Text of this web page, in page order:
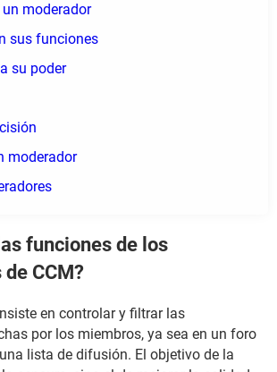
moderador
sus funciones
su poder
moderador
funciones de los
CCM?
en controlar y filtrar las
por los miembros, ya sea en un foro
lista de difusión. El objetivo de la